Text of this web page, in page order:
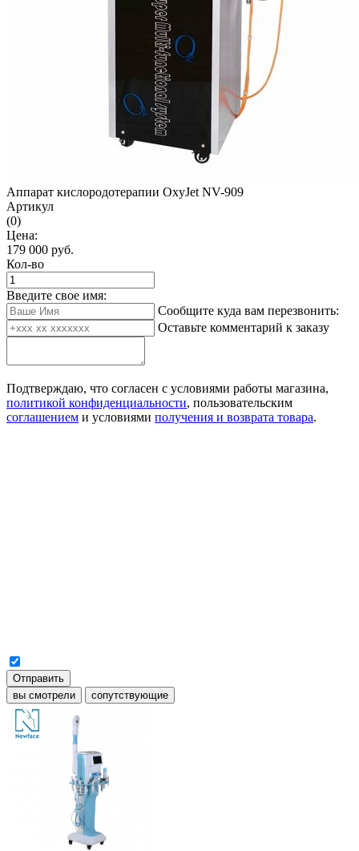
Аппарат кислородотерапии OxyJet NV-909
Артикул
(0)
Цена:
179 000 руб.
Кол-во
Введите свое имя:
Сообщите куда вам перезвонить:
Оставьте комментарий к заказу
Подтверждаю, что согласен с условиями работы магазина,
политикой конфиденциальности, пользовательским
соглашением и условиями получения и возврата товара.
Отправить
вы смотрели
сопутствующие